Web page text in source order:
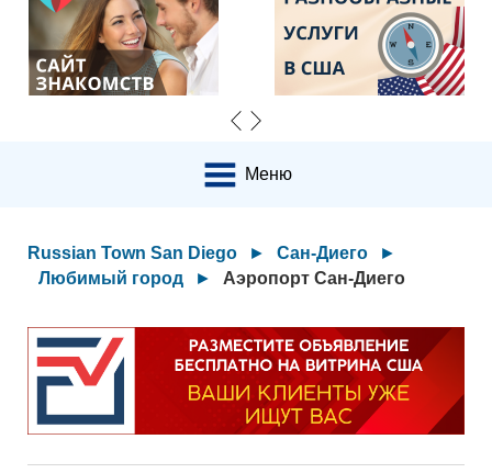
Меню
Russian Town San Diego ► Сан-Диего
►
Любимый город
► Аэропорт Сан-Диего